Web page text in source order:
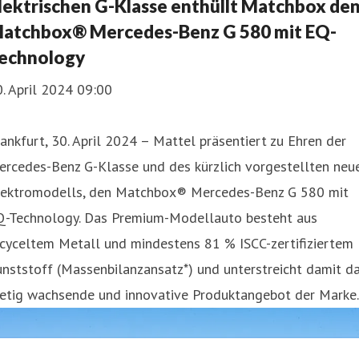
G-Klasse enthüllt Matchbox
Mercedes-Benz G 580 mit EQ-
April 2024 09:00
30. April 2024 – Mattel präsentiert zu Ehren der
Benz G-Klasse und des kürzlich vorgestellten
den Matchbox® Mercedes-Benz G 580 mit
Technology. Das Premium-Modellauto besteht aus
Metall und mindestens 81 % ISCC-zertifiziertem
(Massenbilanzansatz*) und unterstreicht damit
wachsende und innovative Produktangebot der Marke.